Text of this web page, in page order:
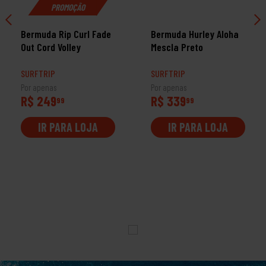
PROMOÇÃO
Bermuda Rip Curl Fade
Out Cord Volley
SURFTRIP
Por apenas
R$ 24999
IR PARA LOJA
Bermuda Hurley Aloha
Mescla Preto
SURFTRIP
Por apenas
R$ 33999
IR PARA LOJA